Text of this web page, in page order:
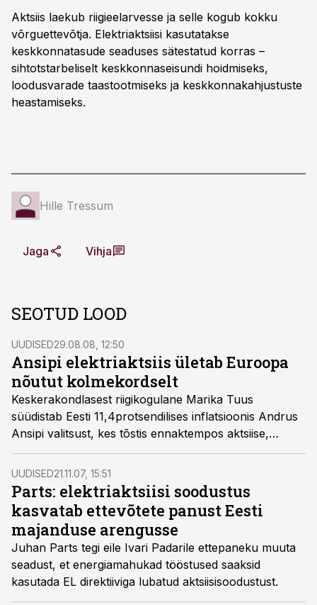
Aktsiis laekub riigieelarvesse ja selle kogub kokku
võrguettevõtja. Elektriaktsiisi kasutatakse
keskkonnatasude seaduses sätestatud korras –
sihtotstarbeliselt keskkonnaseisundi hoidmiseks,
loodusvarade taastootmiseks ja keskkonnakahjustuste
heastamiseks.
Hille Tressum
Jaga Vihja
SEOTUD LOOD
UUDISED29.08.08, 12:50
Ansipi elektriaktsiis ületab Euroopa
nõutut kolmekordselt
Keskerakondlasest riigikogulane Marika Tuus
süüdistab Eesti 11,4protsendilises inflatsioonis Andrus
Ansipi valitsust, kes tõstis ennaktempos aktsiise,
vahendab maakonnaleht Meie Maa.
UUDISED21.11.07, 15:51
Parts: elektriaktsiisi soodustus
kasvatab ettevõtete panust Eesti
majanduse arengusse
Juhan Parts tegi eile Ivari Padarile ettepaneku muuta
seadust, et energiamahukad tööstused saaksid
kasutada EL direktiiviga lubatud aktsiisisoodustust.